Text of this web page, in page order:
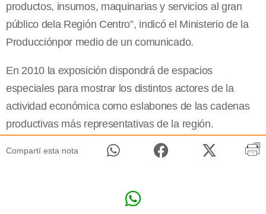
productos, insumos, maquinarias y servicios al gran
público dela Región Centro”, indicó el Ministerio de la
Producciónpor medio de un comunicado.
En 2010 la exposición dispondrá de espacios
especiales para mostrar los distintos actores de la
actividad económica como eslabones de las cadenas
productivas más representativas de la región.
Compartí esta nota